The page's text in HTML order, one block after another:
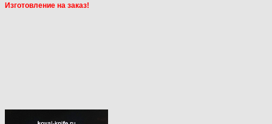
Изготовление на заказ!